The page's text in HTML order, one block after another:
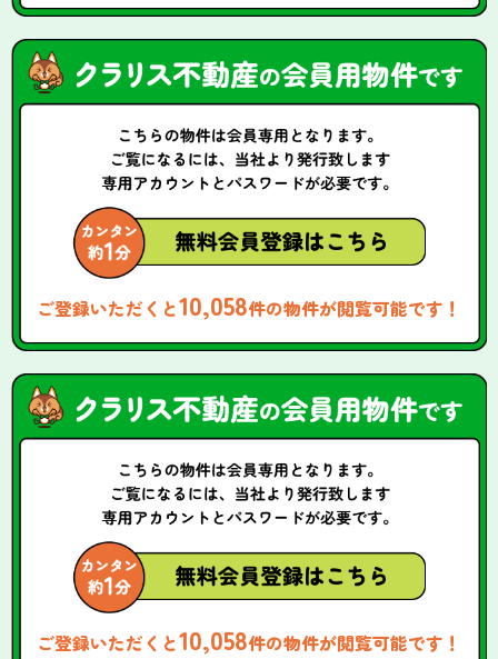
ご登録いただくと10,058件の物件が閲覧可能です！
ご登録いただくと10,058件の物件が閲覧可能です！